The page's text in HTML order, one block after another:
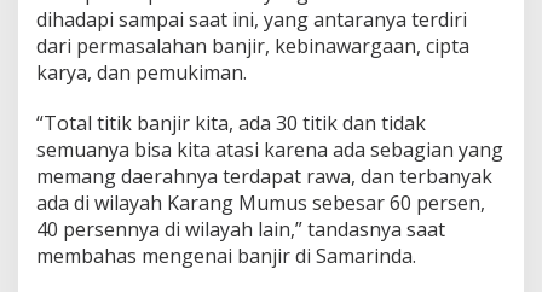
m
y
g
B
e
r
d
a
u
l
dihadapi sampai saat ini, yang antaranya terdiri
dari permasalahan banjir, kebinawargaan, cipta
karya, dan pemukiman.
“Total titik banjir kita, ada 30 titik dan tidak
semuanya bisa kita atasi karena ada sebagian yang
memang daerahnya terdapat rawa, dan terbanyak
ada di wilayah Karang Mumus sebesar 60 persen,
40 persennya di wilayah lain,” tandasnya saat
membahas mengenai banjir di Samarinda.